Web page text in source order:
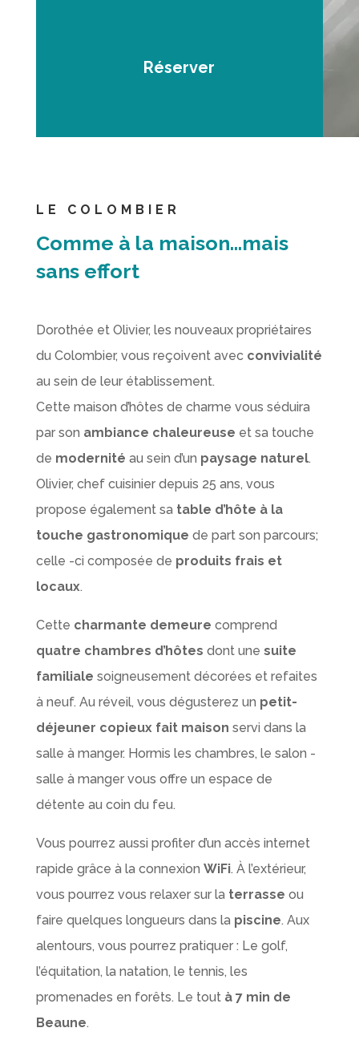
Réserver
LE COLOMBIER
Comme à la maison…mais
sans effort
Dorothée et Olivier, les nouveaux propriétaires
du Colombier, vous reçoivent avec convivialité
au sein de leur établissement.
Cette maison d’hôtes de charme vous séduira
par son ambiance chaleureuse et sa touche
de modernité au sein d’un paysage naturel.
Olivier, chef cuisinier depuis 25 ans, vous
propose également sa table d’hôte à la
touche gastronomique de part son parcours;
celle -ci composée de produits frais et
locaux.
Cette charmante demeure comprend
quatre chambres d’hôtes dont une suite
familiale soigneusement décorées et refaites
à neuf. Au réveil, vous dégusterez un petit-
déjeuner copieux fait maison servi dans la
salle à manger. Hormis les chambres, le salon -
salle à manger vous offre un espace de
détente au coin du feu.
Vous pourrez aussi profiter d’un accès internet
rapide grâce à la connexion WiFi. À l’extérieur,
vous pourrez vous relaxer sur la terrasse ou
faire quelques longueurs dans la piscine. Aux
alentours, vous pourrez pratiquer : Le golf,
l’équitation, la natation, le tennis, les
promenades en forêts. Le tout à 7 min de
Beaune.